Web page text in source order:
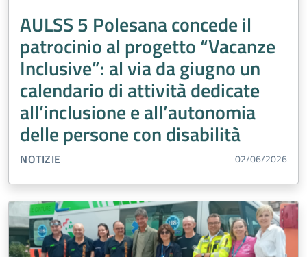
AULSS 5 Polesana concede il
patrocinio al progetto “Vacanze
Inclusive”: al via da giugno un
calendario di attività dedicate
all’inclusione e all’autonomia
delle persone con disabilità
TIPO CONTENUTO:
NOTIZIE 02/06/2026